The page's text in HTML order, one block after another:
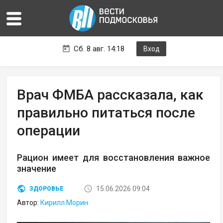
Сб. 8 авг. 14:18 Вход
Врач ФМБА рассказала, как
правильно питаться после
операции
Рацион имеет для восстановления важное
значение
ЗДОРОВЬЕ
15.06.2026 09:04
Автор: Кирилл Морин